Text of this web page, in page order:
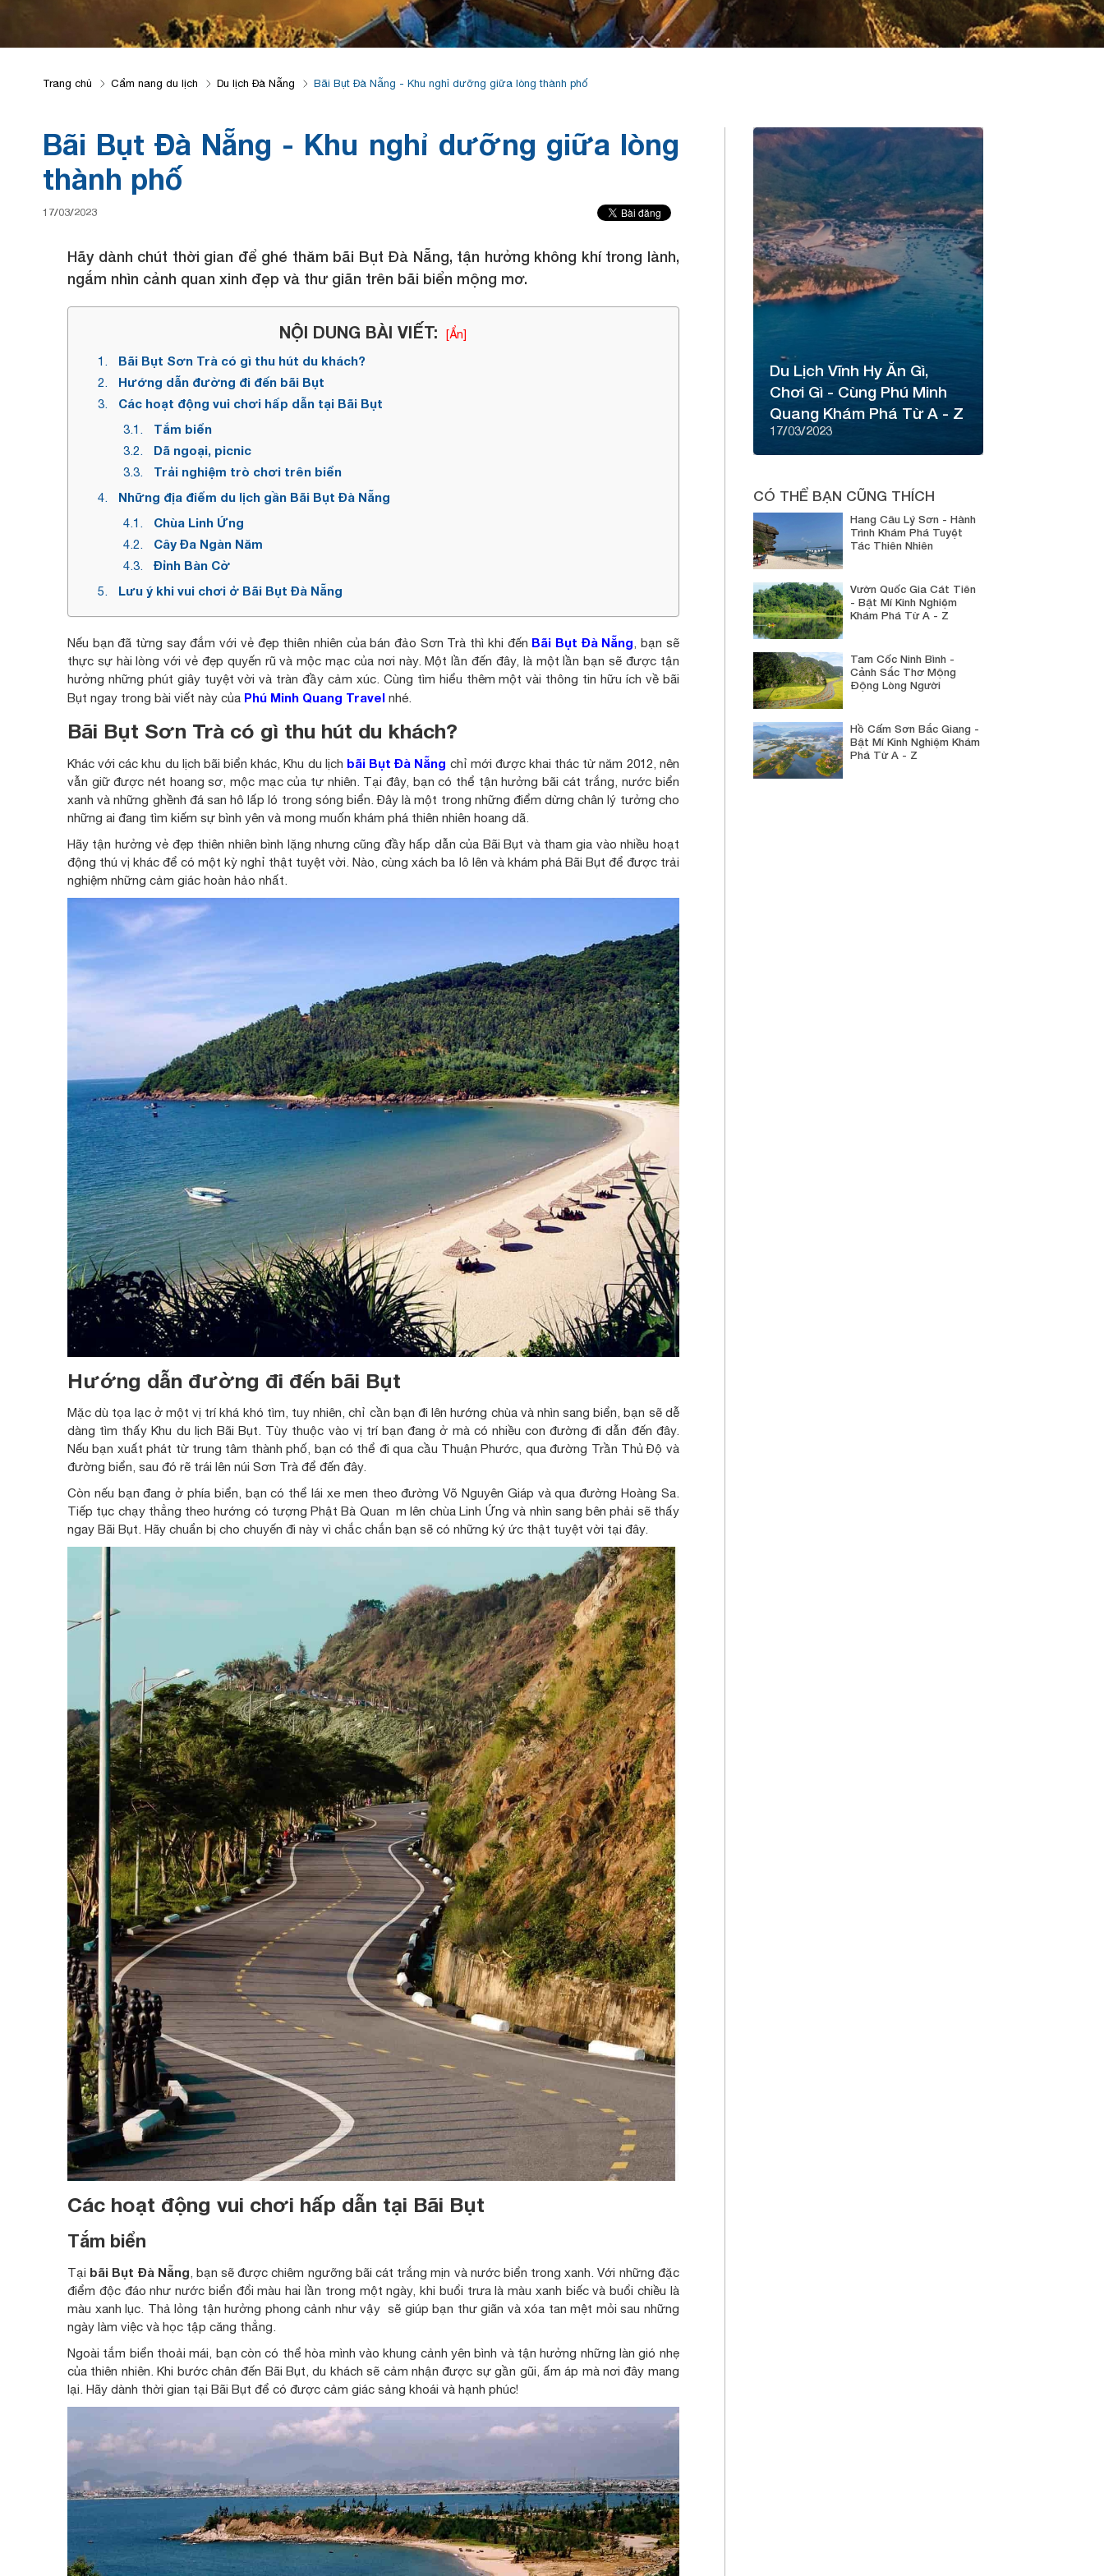
Trang chủ Cẩm nang du lịch Du lịch Đà Nẵng Bãi Bụt Đà Nẵng - Khu nghỉ dưỡng giữa lòng thành phố
Bãi Bụt Đà Nẵng - Khu nghỉ dưỡng giữa lòng
thành phố
17/03/2023
Hãy dành chút thời gian để ghé thăm bãi Bụt Đà Nẵng, tận hưởng không khí trong lành,
ngắm nhìn cảnh quan xinh đẹp và thư giãn trên bãi biển mộng mơ.
NỘI DUNG BÀI VIẾT: [Ẩn]
Bãi Bụt Sơn Trà có gì thu hút du khách?
Hướng dẫn đường đi đến bãi Bụt
Các hoạt động vui chơi hấp dẫn tại Bãi Bụt
Tắm biển
Dã ngoại, picnic
Trải nghiệm trò chơi trên biển
Những địa điểm du lịch gần Bãi Bụt Đà Nẵng
Chùa Linh Ứng
Cây Đa Ngàn Năm
Đỉnh Bàn Cờ
Lưu ý khi vui chơi ở Bãi Bụt Đà Nẵng
Nếu bạn đã từng say đắm với vẻ đẹp thiên nhiên của bán đảo Sơn Trà thì khi đến Bãi Bụt Đà Nẵng, bạn sẽ
thực sự hài lòng với vẻ đẹp quyến rũ và mộc mạc của nơi này. Một lần đến đây, là một lần bạn sẽ được tận
hưởng những phút giây tuyệt vời và tràn đầy cảm xúc. Cùng tìm hiểu thêm một vài thông tin hữu ích về bãi
Bụt ngay trong bài viết này của Phú Minh Quang Travel nhé.
Bãi Bụt Sơn Trà có gì thu hút du khách?
Khác với các khu du lịch bãi biển khác, Khu du lịch bãi Bụt Đà Nẵng chỉ mới được khai thác từ năm 2012, nên
vẫn giữ được nét hoang sơ, mộc mạc của tự nhiên. Tại đây, bạn có thể tận hưởng bãi cát trắng, nước biển
xanh và những ghềnh đá san hô lấp ló trong sóng biển. Đây là một trong những điểm dừng chân lý tưởng cho
những ai đang tìm kiếm sự bình yên và mong muốn khám phá thiên nhiên hoang dã.
Hãy tận hưởng vẻ đẹp thiên nhiên bình lặng nhưng cũng đầy hấp dẫn của Bãi Bụt và tham gia vào nhiều hoạt
động thú vị khác để có một kỳ nghỉ thật tuyệt vời. Nào, cùng xách ba lô lên và khám phá Bãi Bụt để được trải
nghiệm những cảm giác hoàn hảo nhất.
Hướng dẫn đường đi đến bãi Bụt
Mặc dù tọa lạc ở một vị trí khá khó tìm, tuy nhiên, chỉ cần bạn đi lên hướng chùa và nhìn sang biển, bạn sẽ dễ
dàng tìm thấy Khu du lịch Bãi Bụt. Tùy thuộc vào vị trí bạn đang ở mà có nhiều con đường đi dẫn đến đây.
Nếu bạn xuất phát từ trung tâm thành phố, bạn có thể đi qua cầu Thuận Phước, qua đường Trần Thủ Độ và
đường biển, sau đó rẽ trái lên núi Sơn Trà để đến đây.
Còn nếu bạn đang ở phía biển, bạn có thể lái xe men theo đường Võ Nguyên Giáp và qua đường Hoàng Sa.
Tiếp tục chạy thẳng theo hướng có tượng Phật Bà Quan m lên chùa Linh Ứng và nhìn sang bên phải sẽ thấy
ngay Bãi Bụt. Hãy chuẩn bị cho chuyến đi này vì chắc chắn bạn sẽ có những ký ức thật tuyệt vời tại đây.
Các hoạt động vui chơi hấp dẫn tại Bãi Bụt
Tắm biển
Tại bãi Bụt Đà Nẵng, bạn sẽ được chiêm ngưỡng bãi cát trắng mịn và nước biển trong xanh. Với những đặc
điểm độc đáo như nước biển đổi màu hai lần trong một ngày, khi buổi trưa là màu xanh biếc và buổi chiều là
màu xanh lục. Thả lỏng tận hưởng phong cảnh như vậy sẽ giúp bạn thư giãn và xóa tan mệt mỏi sau những
ngày làm việc và học tập căng thẳng.
Ngoài tắm biển thoải mái, bạn còn có thể hòa mình vào khung cảnh yên bình và tận hưởng những làn gió nhẹ
của thiên nhiên. Khi bước chân đến Bãi Bụt, du khách sẽ cảm nhận được sự gần gũi, ấm áp mà nơi đây mang
lại. Hãy dành thời gian tại Bãi Bụt để có được cảm giác sảng khoái và hạnh phúc!
Du Lịch Vĩnh Hy Ăn Gì,
Chơi Gì - Cùng Phú Minh
Quang Khám Phá Từ A - Z
17/03/2023
CÓ THỂ BẠN CŨNG THÍCH
Hang Câu Lý Sơn - Hành
Trình Khám Phá Tuyệt
Tác Thiên Nhiên
Vườn Quốc Gia Cát Tiên
- Bật Mí Kinh Nghiệm
Khám Phá Từ A - Z
Tam Cốc Ninh Bình -
Cảnh Sắc Thơ Mộng
Động Lòng Người
Hồ Cấm Sơn Bắc Giang -
Bật Mí Kinh Nghiệm Khám
Phá Từ A - Z